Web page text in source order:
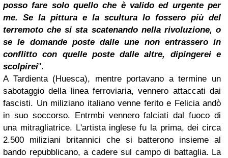
posso fare solo quello che è valido ed urgente per
me. Se la pittura e la scultura lo fossero più del
terremoto che si sta scatenando nella rivoluzione, o
se le domande poste dalle une non entrassero in
conflitto con quelle poste dalle altre, dipingerei e
scolpirei".
A Tardienta (Huesca), mentre portavano a termine un
sabotaggio della linea ferroviaria, vennero attaccati dai
fascisti. Un miliziano italiano venne ferito e Felicia andò
in suo soccorso. Entrmbi vennero falciati dal fuoco di
una mitragliatrice. L'artista inglese fu la prima, dei circa
2.500 miliziani britannici che si batterono insieme al
bando repubblicano, a cadere sul campo di battaglia. La